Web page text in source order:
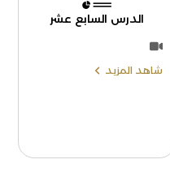
الدرس السابع عشر
شاهد المزيد